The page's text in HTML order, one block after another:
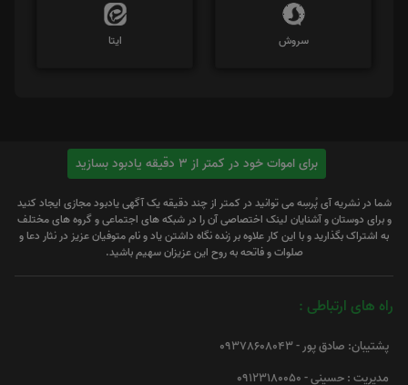
سروش ایتا
برای اموات خود در کمتر از 3 دقیقه یادبود بسازید
شما در نشریه آی پُرسِه می توانید در کمتر از چند دقیقه یک آگهی یادبود مجازی ایجاد کنید
و برای دوستان و آشنایان لینک اختصاصی آن را در شبکه های اجتماعی و گروه های مختلف
به اشتراک بگذارید و با این کار علاوه بر زنده نگاه داشتن یاد و نام متوفیان عزیز در نثار دعا و
صلوات و فاتحه به روح این عزیزان سهیم باشید.
راه های ارتباطی :
پشتیبان: صادق پور - 09378608043
مدیریت : حسینی - 09123180050